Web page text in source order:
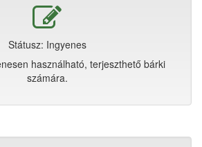
Státusz: Ingyenes
használható, terjeszthető bárki
számára.